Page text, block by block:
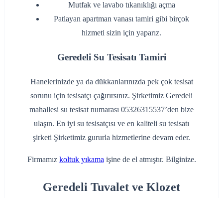
‌Mutfak ve lavabo tıkanıklığı açma
‌Patlayan apartman vanası tamiri gibi birçok
hizmeti sizin için yaparız.
Geredeli Su Tesisatı Tamiri
Hanelerinizde ya da dükkanlarınızda pek çok tesisat
sorunu için tesisatçı çağırırsınız. Şirketimiz Geredeli
mahallesi su tesisat numarası 05326315537’den bize
ulaşın. En iyi su tesisatçısı ve en kaliteli su tesisatı
şirketi Şirketimiz gururla hizmetlerine devam eder.
Firmamız koltuk yıkama işine de el atmıştır. Bilginize.
Geredeli Tuvalet ve Klozet